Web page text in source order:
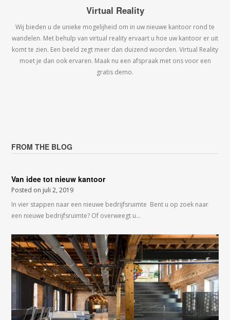
Virtual Reality
Wij bieden u de unieke mogelijheid om in uw nieuwe kantoor rond te
wandelen. Met behulp van virtual reality ervaart u hoe uw kantoor er uit
komt te zien. Een beeld zegt meer dan duizend woorden. Virtual Reality
moet je dan ook ervaren. Maak nu een afspraak met ons voor een
gratis demo.
FROM THE BLOG
Van idee tot nieuw kantoor
Posted on juli 2, 2019
In vier stappen naar een nieuwe bedrijfsruimte Bent u op zoek naar
een nieuwe bedrijfsruimte? Of overweegt u…